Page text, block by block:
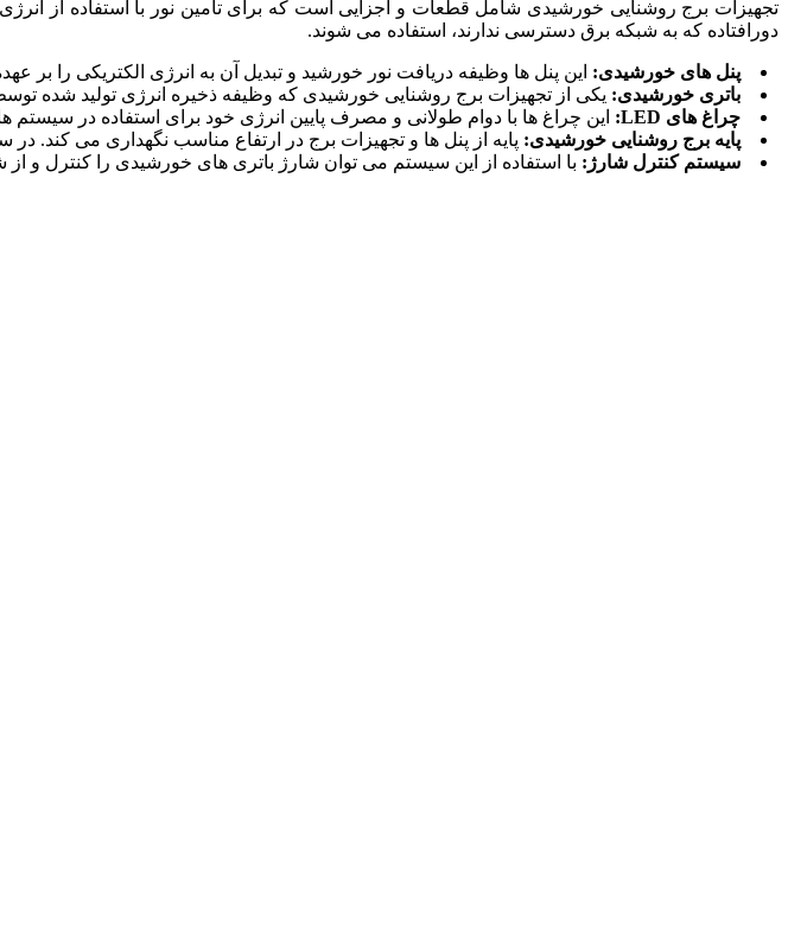
تجهیزات برج روشنایی خورشیدی شامل قطعات و اجزایی است که برای تامین نور با استفاده از
دورافتاده که به شبکه برق دسترسی ندارند، استفاده می شوند.
پنل های خورشیدی: این پنل ها وظیفه دریافت نور خورشید و تبدیل آن به انرژی الکتریکی را بر
باتری خورشیدی: یکی از تجهیزات برج روشنایی خورشیدی که وظیفه ذخیره انرژی تولید شده
چراغ های LED
: این چراغ ها با دوام طولانی و مصرف پایین انرژی خود برای استفاده در
پایه برج روشنایی خورشیدی: پایه از پنل ها و تجهیزات برج در ارتفاع مناسب نگهداری می کند.
سیستم کنترل شارژ: با استفاده از این سیستم می توان شارژ باتری های خورشیدی را کنترل و از